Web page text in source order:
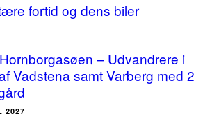
fortid og dens biler
– Udvandrere i
Vadstena samt Varberg med 2
2027